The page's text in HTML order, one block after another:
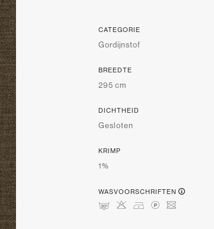
CATEGORIE
Gordijnstof
BREEDTE
295 cm
DICHTHEID
Gesloten
KRIMP
1%
WASVOORSCHRIFTEN
mHDLU